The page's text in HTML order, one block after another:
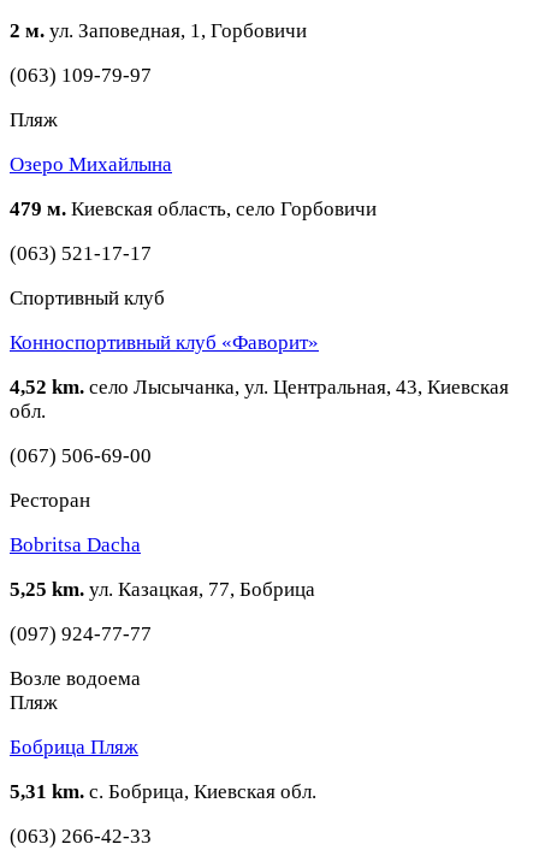
2 м. ул. Заповедная, 1, Горбовичи
(063) 109-79-97
Пляж
Озеро Михайлына
479 м. Киевская область, село Горбовичи
(063) 521-17-17
Спортивный клуб
Конноспортивный клуб «Фаворит»
4,52 km. село Лысычанка, ул. Центральная, 43, Киевская
обл.
(067) 506-69-00
Ресторан
Bobritsa Dacha
5,25 km. ул. Казацкая, 77, Бобрица
(097) 924-77-77
Возле водоема
Пляж
Бобрица Пляж
5,31 km. с. Бобрица, Киевская обл.
(063) 266-42-33